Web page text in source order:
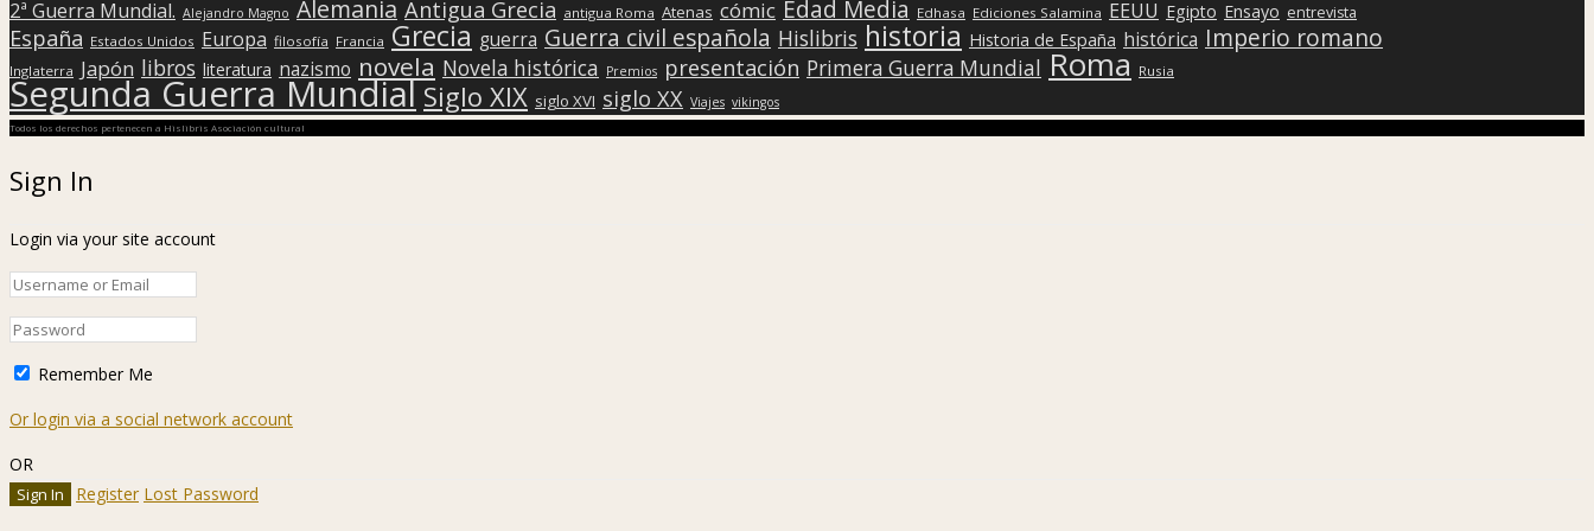
2ª Guerra Mundial. Alejandro Magno Alemania Antigua Grecia antigua Roma Atenas cómic Edad Media Edhasa Ediciones Salamina EEUU Egipto Ensayo entrevista
España Estados Unidos Europa filosofía Francia Grecia guerra Guerra civil española Hislibris historia Historia de España histórica Imperio romano
Inglaterra Japón libros literatura nazismo novela Novela histórica Premios presentación Primera Guerra Mundial Roma Rusia
Segunda Guerra Mundial Siglo XIX siglo XVI siglo XX Viajes vikingos
Todos los derechos pertenecen a Hislibris Asociación cultural
Sign In
Login via your site account
Remember Me
Or login via a social network account
OR
Register Lost Password